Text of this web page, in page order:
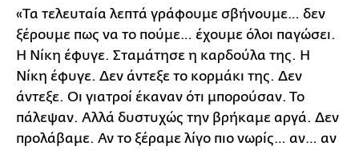
«Τα τελευταία λεπτά γράφουμε σβήνουμε… δεν
ξέρουμε πως να το πούμε… έχουμε όλοι παγώσει.
Η Νίκη έφυγε. Σταμάτησε η καρδούλα της. Η
Νίκη έφυγε. Δεν άντεξε το κορμάκι της. Δεν
άντεξε. Οι γιατροί έκαναν ότι μπορούσαν. Το
πάλεψαν. Αλλά δυστυχώς την βρήκαμε αργά. Δεν
προλάβαμε. Αν το ξέραμε λίγο πιο νωρίς… αν… αν